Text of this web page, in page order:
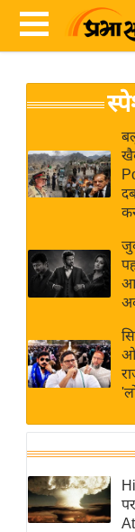
News
Hindi
Hindi
Live
News in
Hindi
News
Hindi
Videos
ब
र
अंतर्राष्ट्रीय
बिज़नेस
उद्योग
विशेषज्ञ
राय
खेल
क्रिकेट
IPL
2026